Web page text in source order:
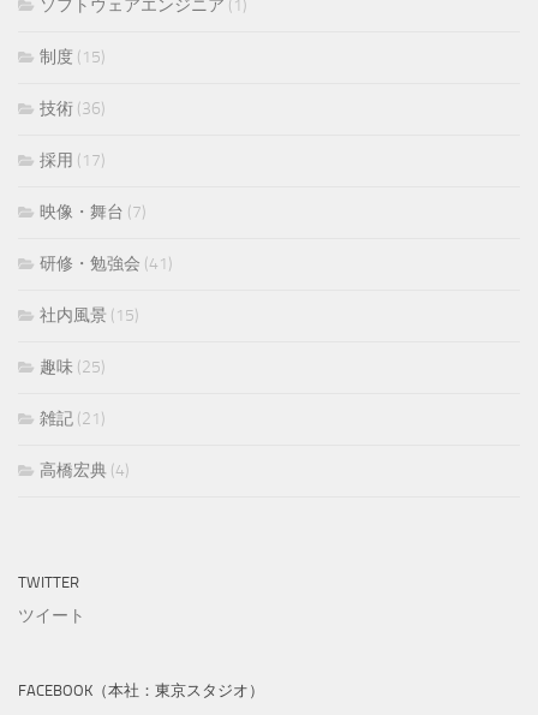
ソフトウェアエンジニア (1)
制度 (15)
技術 (36)
採用 (17)
映像・舞台 (7)
研修・勉強会 (41)
社内風景 (15)
趣味 (25)
雑記 (21)
高橋宏典 (4)
TWITTER
ツイート
FACEBOOK（本社：東京スタジオ）